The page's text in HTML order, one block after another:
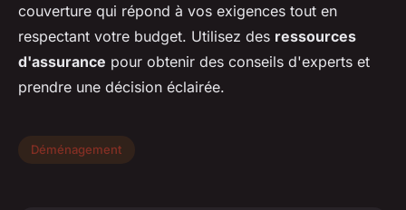
couverture qui répond à vos exigences tout en
respectant votre budget. Utilisez des ressources
d'assurance pour obtenir des conseils d'experts et
prendre une décision éclairée.
Déménagement